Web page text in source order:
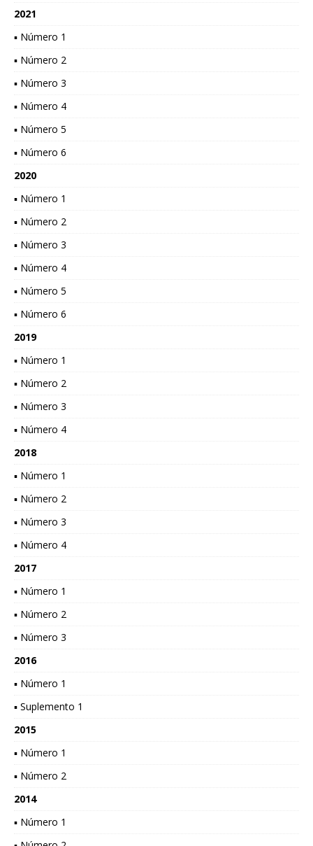
2021
▪ Número 1
▪ Número 2
▪ Número 3
▪ Número 4
▪ Número 5
▪ Número 6
2020
▪ Número 1
▪ Número 2
▪ Número 3
▪ Número 4
▪ Número 5
▪ Número 6
2019
▪ Número 1
▪ Número 2
▪ Número 3
▪ Número 4
2018
▪ Número 1
▪ Número 2
▪ Número 3
▪ Número 4
2017
▪ Número 1
▪ Número 2
▪ Número 3
2016
▪ Número 1
▪ Suplemento 1
2015
▪ Número 1
▪ Número 2
2014
▪ Número 1